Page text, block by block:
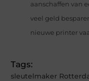
aanschaffen van
veel geld
nieuwe printer
Tags:
sleutelmaker